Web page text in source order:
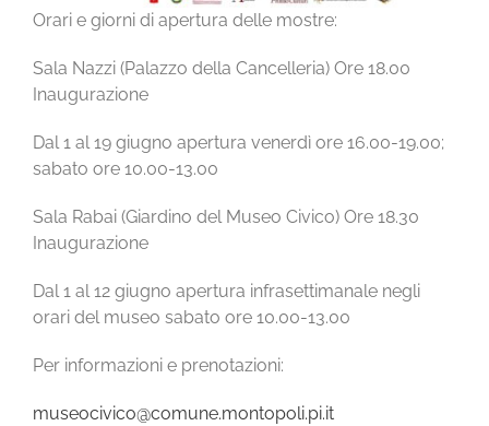
Orari e giorni di apertura delle mostre:
Sala Nazzi (Palazzo della Cancelleria) Ore 18.00
Inaugurazione
Dal 1 al 19 giugno apertura venerdì ore 16.00-19.00;
sabato ore 10.00-13.00
Sala Rabai (Giardino del Museo Civico) Ore 18.30
Inaugurazione
Dal 1 al 12 giugno apertura infrasettimanale negli
orari del museo sabato ore 10.00-13.00
Per informazioni e prenotazioni:
museocivico@comune.montopoli.pi.it